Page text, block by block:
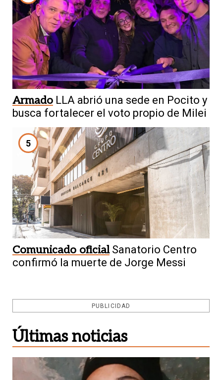
Armado LLA abrió una sede en Pocito y
busca fortalecer el voto propio de Milei
5
Comunicado oficial Sanatorio Centro
confirmó la muerte de Jorge Messi
PUBLICIDAD
Últimas noticias